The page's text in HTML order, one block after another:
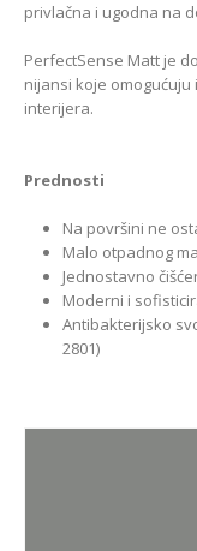
privlačna i ugodna na
PerfectSense Matt je
nijansi koje
interijera.
Prednosti
Na površini ne
Malo otpadnog
Jednostavno
Moderni i
Antibakterijsko
2801)